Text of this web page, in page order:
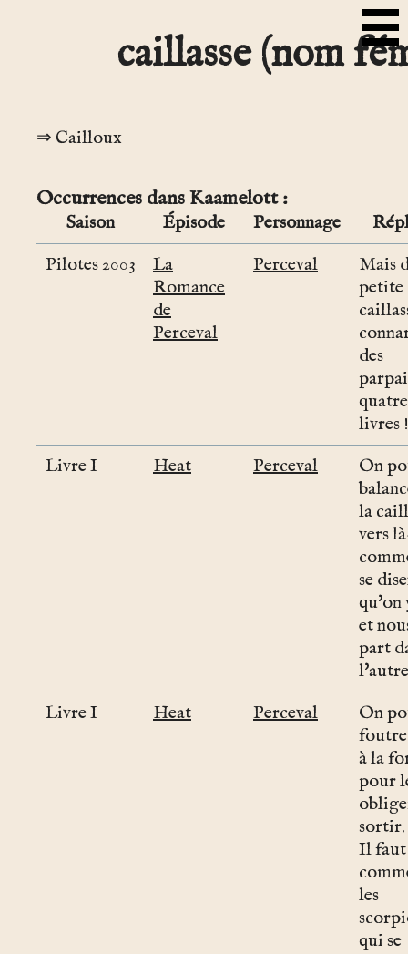
caillasse (nom
Cailloux
Occurrences dans Kaamelott
Saison Épisode Personnage
Pilotes 2003
La
Romance
de
Perceval
Perceval
Mais
petite
des
quatre
livres !
Livre I
Heat Perceval
On
la
vers
se
qu'on
et
part
l'autre
Livre I
Heat Perceval
On
à la
pour
Il
les
qui se